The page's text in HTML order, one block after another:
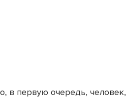
в первую очередь, человек,